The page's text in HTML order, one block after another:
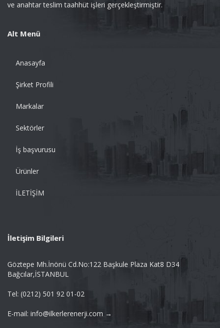
ve anahtar teslim taahhüt işleri gerçekleştirmiştir.
Alt Menü
Anasayfa
Şirket Profili
Markalar
Sektörler
İş başvurusu
Ürünler
İLETİŞİM
İletişim Bilgileri
Göztepe Mh.İnönü Cd.No:122 Başkule Plaza Kat8 D34
Bağcılar,İSTANBUL
Tel: (0212) 501 92 01-02
E-mail: info@ilkerlerenerji.com →